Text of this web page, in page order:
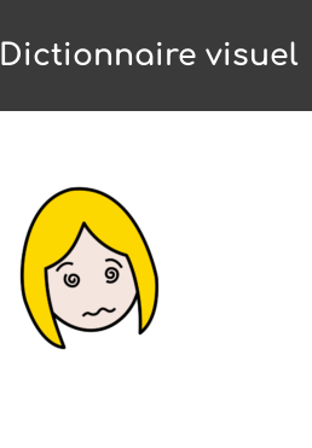
Dictionnaire visuel